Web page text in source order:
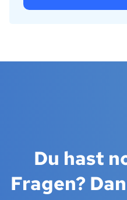
Du hast
Fragen?